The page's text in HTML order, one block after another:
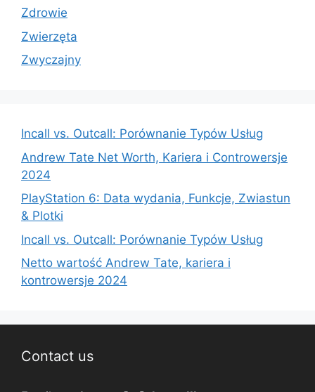
Zdrowie
Zwierzęta
Zwyczajny
Incall vs. Outcall: Porównanie Typów Usług
Andrew Tate Net Worth, Kariera i Controwersje
2024
PlayStation 6: Data wydania, Funkcje, Zwiastun
& Plotki
Incall vs. Outcall: Porównanie Typów Usług
Netto wartość Andrew Tate, kariera i
kontrowersje 2024
Contact us